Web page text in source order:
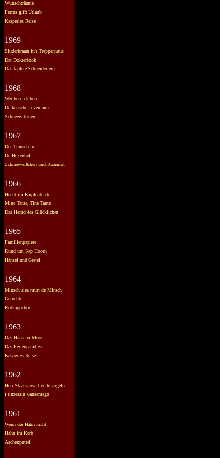
Wunschträume
Petrus gifft Urlaub
Kasperles Reise
1969
Sluderkraam in't Treppenhuus
Dat Dokterbook
Das tapfere Schneiderlein
1968
Wer hett, de hett
De keusche Levemann
Schneewittchen
1967
Der Trauschein
De Hexenhoff
Schneeweißchen und Rosenrot
1966
Hecht im Karpfenteich
Mine Tante, Tine Tante
Das Hemd des Glücklichen
1965
Familienpapiere
Rund um Kap Hoorn
Hänsel und Gretel
1964
Minsch sien mutt de Minsch
Gerüchte
Rotkäppchen
1963
Das Haus im Moor
Das Ferienparadies
Kasperles Reise
1962
Herr Staatsanwalt geiht angeln
Prinzessin Gänsemagd
1961
Wenn der Hahn kräht
Hahn im Korb
Aschenputtel